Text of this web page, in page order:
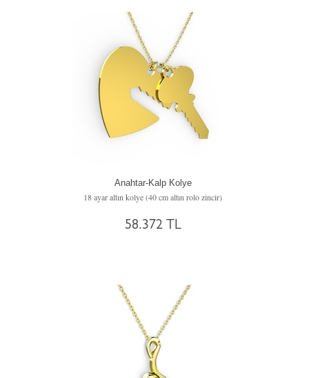
Anahtar-Kalp Kolye
18 ayar altın kolye (40 cm altın rolo zincir)
58.372 TL